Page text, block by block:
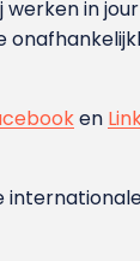
in
en